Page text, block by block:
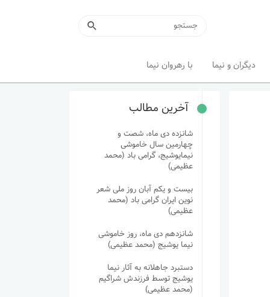
دیگران و نیما با رهروان نیما
آخرین مطالب
شانزده دی ماه، شصت و
چهارمین سال خاموشی
نیمایوشیج، گرامی باد (محمد
عظیمی)
بیست و یکم آبان روز ملی شعر
نوین ایران گرامی باد (محمد
عظیمی)
شانزدهم دی ماه، روز خاموشی
نیما یوشیج (محمد عظیمی)
دستبرد جاهلانه به آثار نیما
یوشیج توسط فرزندش شراگیم
(محمد عظیمی)